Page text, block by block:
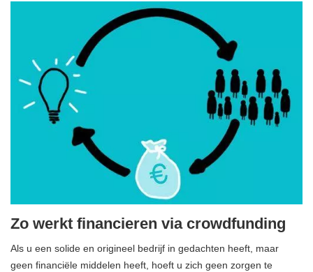
Zo werkt financieren via crowdfunding
Als u een solide en origineel bedrijf in gedachten heeft, maar
geen financiële middelen heeft, hoeft u zich geen zorgen te